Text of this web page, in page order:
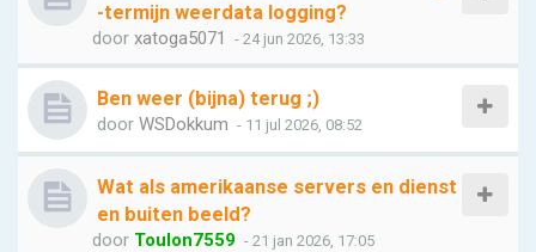
-termijn weerdata logging?
door xatoga5071 - 24 jun 2026, 13:33
Ben weer (bijna) terug ;)
door WSDokkum - 11 jul 2026, 08:52
Wat als amerikaanse servers en dienst
en buiten beeld?
door Toulon7559 - 21 jan 2026, 17:05